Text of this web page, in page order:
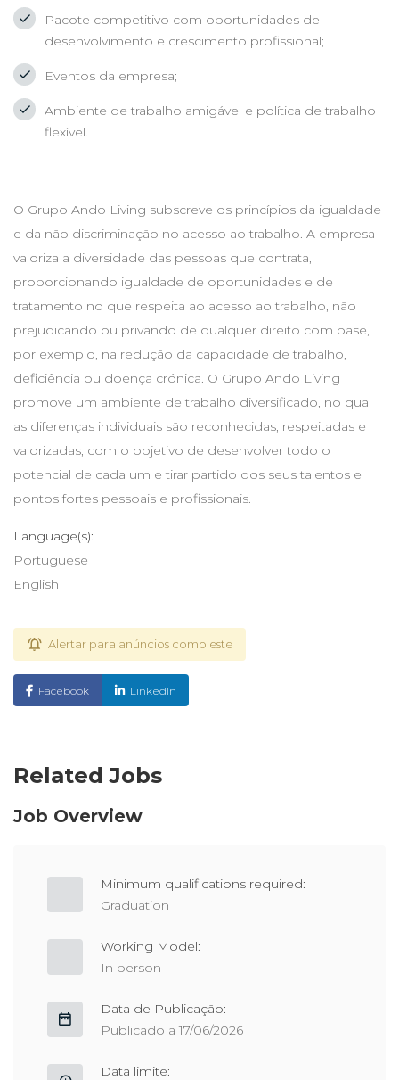
Pacote competitivo com oportunidades de
desenvolvimento e crescimento profissional;
Eventos da empresa;
Ambiente de trabalho amigável e política de trabalho
flexível.
O Grupo Ando Living subscreve os princípios da igualdade
e da não discriminação no acesso ao trabalho. A empresa
valoriza a diversidade das pessoas que contrata,
proporcionando igualdade de oportunidades e de
tratamento no que respeita ao acesso ao trabalho, não
prejudicando ou privando de qualquer direito com base,
por exemplo, na redução da capacidade de trabalho,
deficiência ou doença crónica. O Grupo Ando Living
promove um ambiente de trabalho diversificado, no qual
as diferenças individuais são reconhecidas, respeitadas e
valorizadas, com o objetivo de desenvolver todo o
potencial de cada um e tirar partido dos seus talentos e
pontos fortes pessoais e profissionais.
Language(s):
Portuguese
English
Alertar para anúncios como este
Facebook LinkedIn
Related Jobs
Job Overview
Minimum qualifications required:
Graduation
Working Model:
In person
Data de Publicação:
Publicado a 17/06/2026
Data limite: